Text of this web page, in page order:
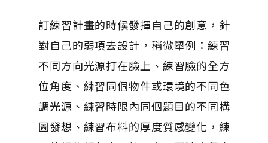
訂練習計畫的時候發揮自己的創意，針
對自己的弱項去設計，稍微舉例：練習
不同方向光源打在臉上、練習臉的全方
位角度、練習同個物件或環境的不同色
調光源、練習時限內同個題目的不同構
圖發想、練習布料的厚度質感變化，練